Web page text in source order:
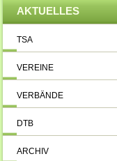
AKTUELLES
TSA
VEREINE
VERBÄNDE
DTB
ARCHIV